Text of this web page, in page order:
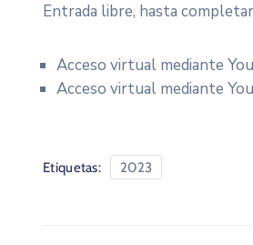
Entrada libre, hasta
Acceso virtual mediante
Acceso virtual mediante
Etiquetas: 2023